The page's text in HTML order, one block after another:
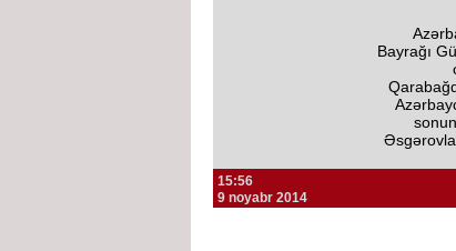
Bayrağı
15:56
9 noyabr 2014